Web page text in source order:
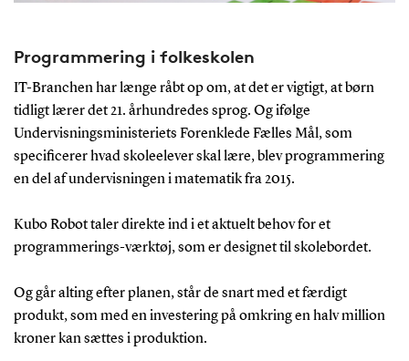
Programmering i folkeskolen
IT-Branchen har længe råbt op om, at det er vigtigt, at børn
tidligt lærer det 21. århundredes sprog. Og ifølge
Undervisningsministeriets Forenklede Fælles Mål, som
specificerer hvad skoleelever skal lære, blev programmering
en del af undervisningen i matematik fra 2015.
Kubo Robot taler direkte ind i et aktuelt behov for et
programmerings-værktøj, som er designet til skolebordet.
Og går alting efter planen, står de snart med et færdigt
produkt, som med en investering på omkring en halv million
kroner kan sættes i produktion.